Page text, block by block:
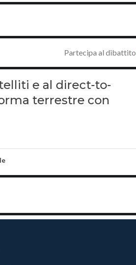
Partecipa al dibattito
e al direct-to-
terrestre con